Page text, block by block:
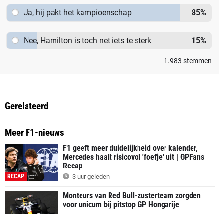
Ja, hij pakt het kampioenschap 85%
Nee, Hamilton is toch net iets te sterk 15%
1.983 stemmen
Gerelateerd
Meer F1-nieuws
RECAP
F1 geeft meer duidelijkheid over kalender,
Mercedes haalt risicovol 'foefje' uit | GPFans
Recap
3 uur geleden
Monteurs van Red Bull-zusterteam zorgden
voor unicum bij pitstop GP Hongarije